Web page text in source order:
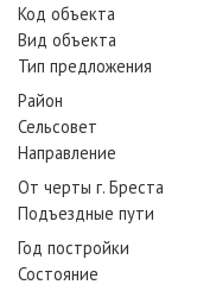
Код объекта
Вид объекта
Тип предложения
Район
Сельсовет
Направление
От черты г. Бреста
Подъездные пути
Год постройки
Состояние